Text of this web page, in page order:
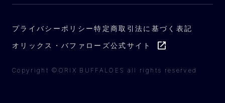
プライバシーポリシー特定商取引法に基づく表記
オリックス・バファローズ公式サイト
Copyright ©ORIX BUFFALOES all rights reserved